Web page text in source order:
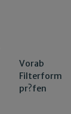
Vorab
Filterform
pr?fen